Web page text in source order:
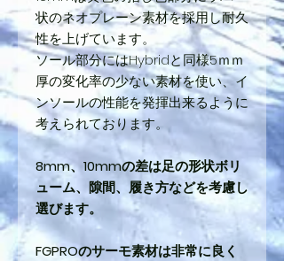
状のネオプレーン素材を採用し耐久
性を上げています。
ソール部分にはHybridと同様5ｍｍ
厚の変化率の少ない素材を使い、イ
ンソールの性能を発揮出来るように
考えられております。
8mm、10mmの差は足の形状ボリ
ューム、隙間、履き方などを考慮し
選びます。
FGPROのサーモ素材は非常に良く